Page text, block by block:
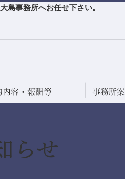
島事務所へお任せ下さい。
内容・報酬等 事務所
らせ